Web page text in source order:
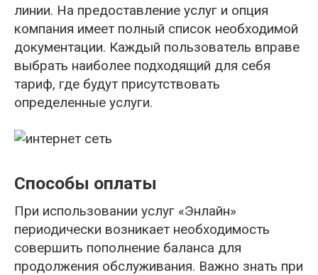
линии. На предоставление услуг и опция
компания имеет полный список необходимой
документации. Каждый пользователь вправе
выбрать наиболее подходящий для себя
тариф, где будут присутствовать
определенные услуги.
Способы оплаты
При использовании услуг «Энлайн»
периодически возникает необходимость
совершить пополнение баланса для
продолжения обслуживания. Важно знать при